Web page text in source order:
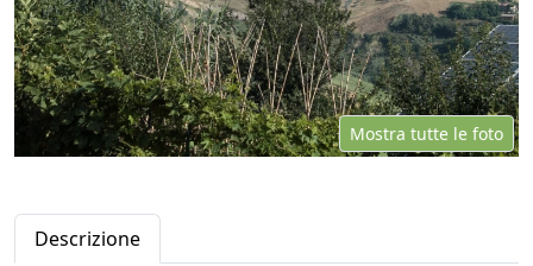
Mostra tutte le foto
Descrizione